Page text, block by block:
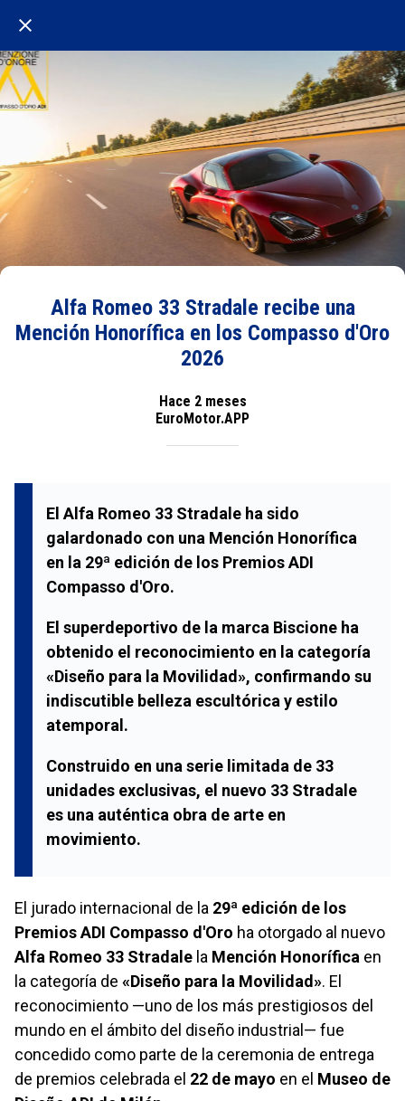
Alfa Romeo 33 Stradale recibe una
Mención Honorífica en los Compasso d'Oro
2026
Hace 2 meses
EuroMotor.APP
El Alfa Romeo 33 Stradale ha sido
galardonado con una Mención Honorífica
en la 29ª edición de los Premios ADI
Compasso d'Oro.
El superdeportivo de la marca Biscione ha
obtenido el reconocimiento en la categoría
«Diseño para la Movilidad», confirmando su
indiscutible belleza escultórica y estilo
atemporal.
Construido en una serie limitada de 33
unidades exclusivas, el nuevo 33 Stradale
es una auténtica obra de arte en
movimiento.
El jurado internacional de la 29ª edición de los
Premios ADI Compasso d'Oro ha otorgado al nuevo
Alfa Romeo 33 Stradale la Mención Honorífica en
la categoría de «Diseño para la Movilidad». El
reconocimiento —uno de los más prestigiosos del
mundo en el ámbito del diseño industrial— fue
concedido como parte de la ceremonia de entrega
de premios celebrada el 22 de mayo en el Museo de